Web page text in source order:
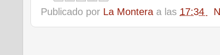
Publicado por La Montera a las 17:34